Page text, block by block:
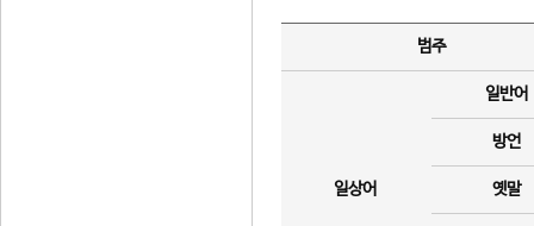
범주
일상어
일반어
방언
옛말